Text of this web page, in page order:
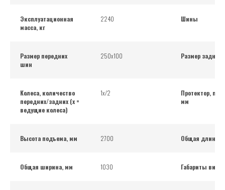
Эксплуатационная
масса, кг
2240 Шины
Размер передних
шин
250х100 Размер задних
Колеса, количество
передних/задних (x =
ведущие колеса)
1х/2
Протектор,
мм
Высота подъема, мм 2700 Общая длина,
Общая ширина, мм 1030 Габариты вил,